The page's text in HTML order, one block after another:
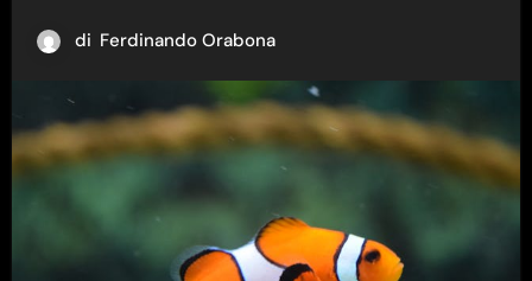
di Ferdinando Orabona